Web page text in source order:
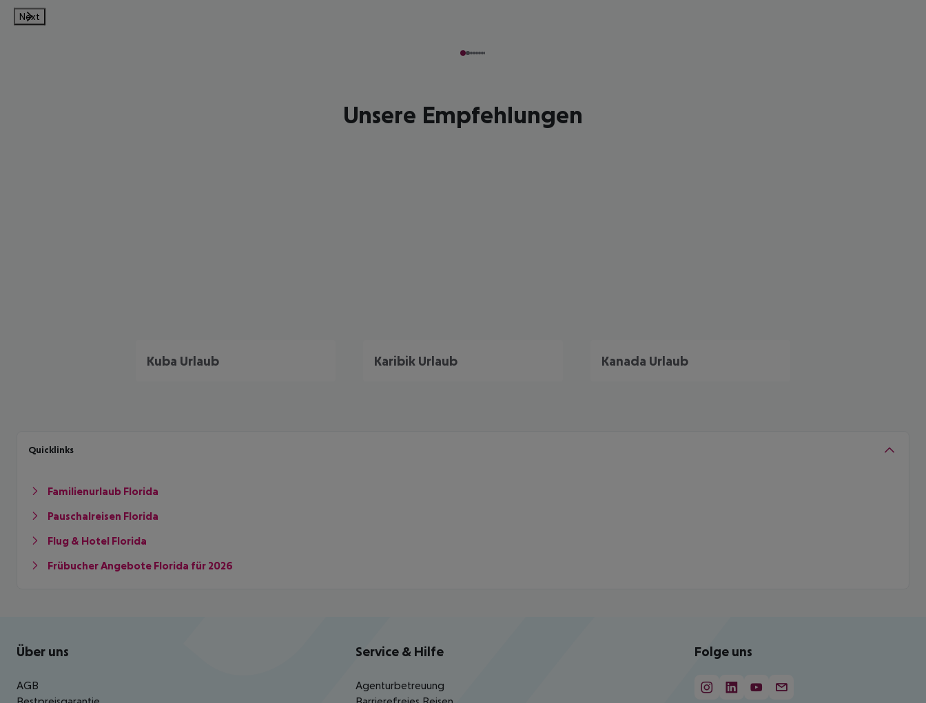
Next
Unsere Empfehlungen
Kuba Urlaub Karibik Urlaub Kanada Urlaub
Quicklinks
Familienurlaub Florida
Pauschalreisen Florida
Flug & Hotel Florida
Frübucher Angebote Florida für 2026
Footer navigation
Über uns
AGB
Service & Hilfe
Agenturbetreuung
Folge uns